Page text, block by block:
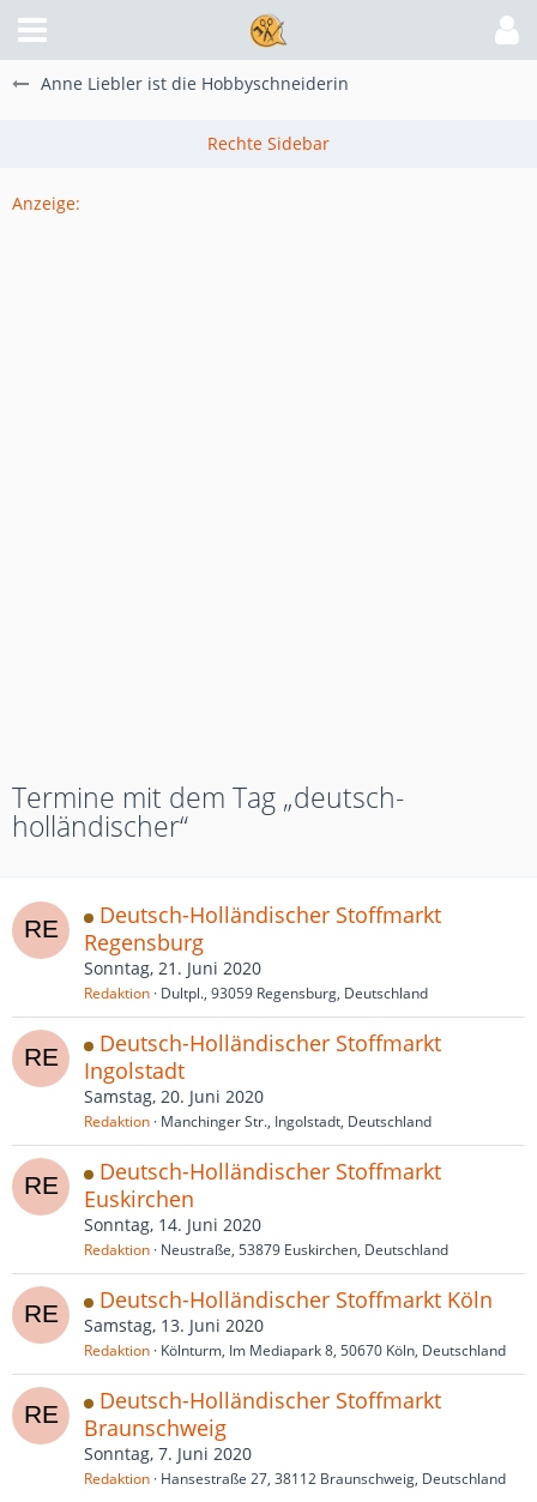
Anne Liebler ist die Hobbyschneiderin
Anzeige:
Termine mit dem Tag „deutsch-
holländischer“
Deutsch-Holländischer Stoffmarkt
Regensburg
Sonntag, 21. Juni 2020
Redaktion Dultpl., 93059 Regensburg, Deutschland
Deutsch-Holländischer Stoffmarkt
Ingolstadt
Samstag, 20. Juni 2020
Redaktion Manchinger Str., Ingolstadt, Deutschland
Deutsch-Holländischer Stoffmarkt
Euskirchen
Sonntag, 14. Juni 2020
Redaktion Neustraße, 53879 Euskirchen, Deutschland
Deutsch-Holländischer Stoffmarkt Köln
Samstag, 13. Juni 2020
Redaktion Kölnturm, Im Mediapark 8, 50670 Köln, Deutschland
Deutsch-Holländischer Stoffmarkt
Braunschweig
Sonntag, 7. Juni 2020
Redaktion Hansestraße 27, 38112 Braunschweig, Deutschland